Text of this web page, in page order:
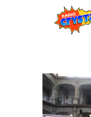
Estaciones
Eventos